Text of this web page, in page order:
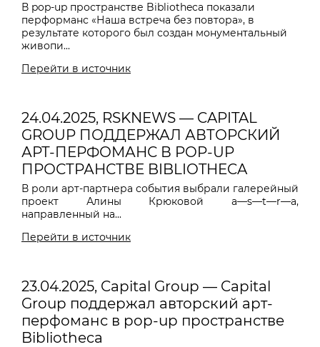
В pop-up пространстве Bibliotheca показали
перформанс «Наша встреча без повтора», в
результате которого был создан монументальный
живопи...
Перейти в источник
24.04.2025, RSKNEWS — CAPITAL
GROUP ПОДДЕРЖАЛ АВТОРСКИЙ
АРТ-ПЕРФОМАНС В POP-UP
ПРОСТРАНСТВЕ BIBLIOTHECA
В роли арт-партнера события выбрали галерейный
проект Алины Крюковой a—s—t—r—a,
направленный на...
Перейти в источник
23.04.2025, Capital Group — Capital
Group поддержал авторский арт-
перфоманс в pop-up пространстве
Bibliotheca